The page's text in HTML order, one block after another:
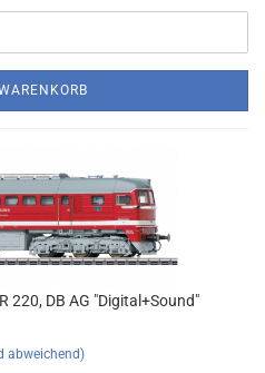
220, DB AG "Digital+Sound"
abweichend)